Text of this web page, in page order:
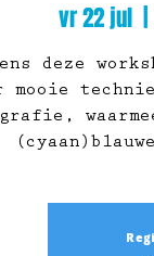
vr 22 jul
deze
mooie